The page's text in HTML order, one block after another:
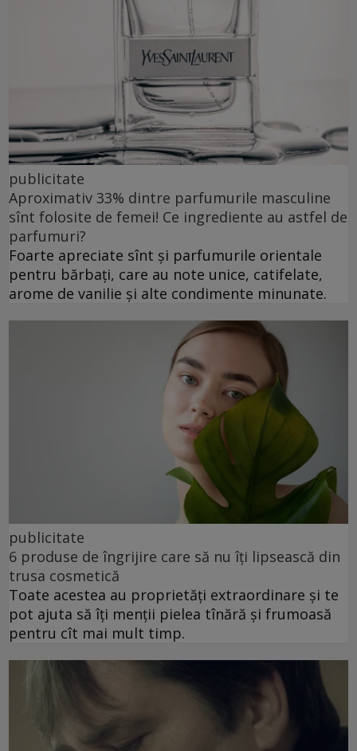
publicitate
Aproximativ 33% dintre parfumurile masculine
sînt folosite de femei! Ce ingrediente au astfel de
parfumuri?
Foarte apreciate sînt și parfumurile orientale
pentru bărbați, care au note unice, catifelate,
arome de vanilie și alte condimente minunate.
publicitate
6 produse de îngrijire care să nu îți lipsească din
trusa cosmetică
Toate acestea au proprietăți extraordinare și te
pot ajuta să îți menții pielea tînără și frumoasă
pentru cît mai mult timp.